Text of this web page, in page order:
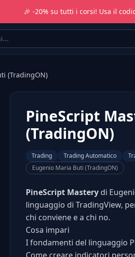
🎉 -20% su tutti i corsi! Usa il
(TradingON)
PineScript
(TradingON)
Trading Trading Automatico
Eugenio Maria Buti (TradingON)
PineScript Masterydi
linguaggio di TradingView,
chi conviene e a chi no.
Cosa impari
I fondamenti del linguaggio